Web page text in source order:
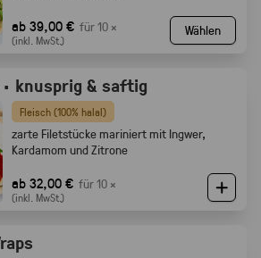
ab 39,00 € für 10 ×
(inkl. MwSt.)
Wählen
knusprig & saftig
Fleisch (100% halal)
zarte Filetstücke mariniert mit Ingwer,
Kardamom und Zitrone
ab 32,00 € für 10 ×
(inkl. MwSt.)